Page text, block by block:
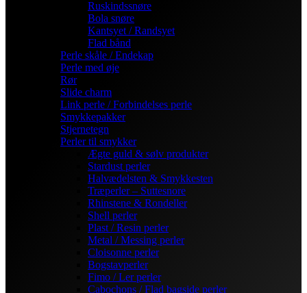
Ruskindssnøre
Bola snøre
Kantsyet / Randsyet
Flad bånd
Perle skåle / Endekap
Perle med øje
Rør
Slide charm
Link perle / Forbindelses perle
Smykkepakker
Stjernetegn
Perler til smykker
Ægte guld & sølv produkter
Stardust perler
Halvædelsten & Smykkesten
Træperler – Suttesnore
Rhinstene & Rondeller
Shell perler
Plast / Resin perler
Metal / Messing perler
Cloisonne perler
Bogstavperler
Fimo / Ler perler
Cabochons / Flad bagside perler